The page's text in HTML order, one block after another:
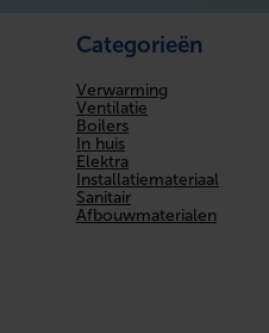
Categorieën
Verwarming
Ventilatie
Boilers
In huis
Elektra
Installatiemateriaal
Sanitair
Afbouwmaterialen